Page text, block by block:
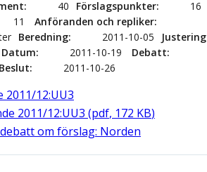
40 Förslagspunkter
16
11
Anföranden och repliker
Beredning 2011-10-05
Justering
Datum 2011-10-19
Debatt
Beslut 2011-10-26
2011/12:UU3
2011/12:UU3 (pdf, 172 KB)
debatt om förslag: Norden